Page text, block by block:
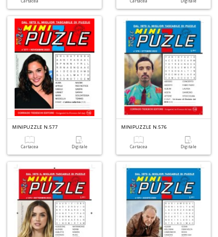
MINIPUZZLE N.577
Cartacea Digitale
MINIPUZZLE N.576
Cartacea Digitale